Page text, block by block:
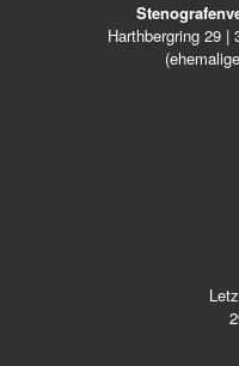
Harthbergring 29 |